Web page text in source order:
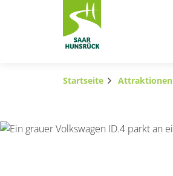
Zum Hauptinhalt springen
Startseite Attraktionen